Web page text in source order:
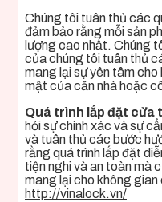
Chúng tôi tuân thủ các
đảm bảo rằng mỗi sản
lượng cao nhất. Chúng
của chúng tôi tuân thủ
mang lại sự yên tâm
mật của căn nhà hoặc
Quá trình lắp đặt cửa
hỏi sự chính xác và sự
và tuân thủ các bước
rằng quá trình lắp đặt
tiện nghi và an toàn mà
mang lại cho không
http://vinalock.vn/